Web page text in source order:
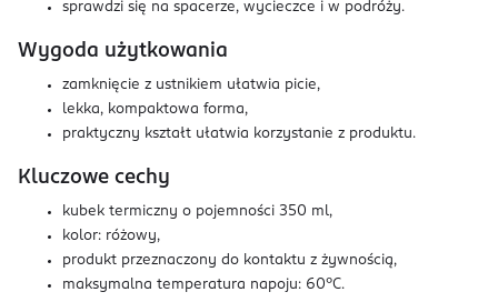
sprawdzi się na spacerze, wycieczce i w podróży.
Wygoda użytkowania
zamknięcie z ustnikiem ułatwia picie,
lekka, kompaktowa forma,
praktyczny kształt ułatwia korzystanie z produktu.
Kluczowe cechy
kubek termiczny o pojemności 350 ml,
kolor: różowy,
produkt przeznaczony do kontaktu z żywnością,
maksymalna temperatura napoju: 60°C.